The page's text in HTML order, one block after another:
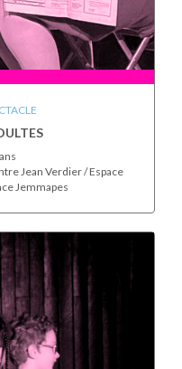
Jean Verdier / Espace
Jemmapes